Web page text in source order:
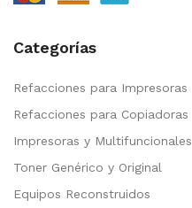
Categorías
Refacciones para Impresoras
Refacciones para Copiadoras
Impresoras y Multifuncionales
Toner Genérico y Original
Equipos Reconstruidos